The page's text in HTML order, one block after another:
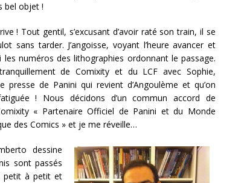
bel objet !
! Tout gentil, s’excusant d’avoir raté son train, il se
sans tarder. J’angoisse, voyant l’heure avancer et
les numéros des lithographies ordonnant le passage.
de Comixity et du LCF avec Sophie,
presse de Panini qui revient d’Angoulème et qu’on
! Nous décidons d’un commun accord de
« Partenaire Officiel de Panini et du Monde
des Comics » et je me réveille…
dessine
sont passés
petit à petit et